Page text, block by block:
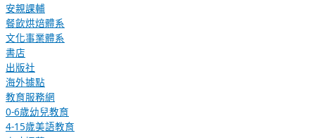
安親課輔
餐飲烘焙體系
文化事業體系
書店
出版社
海外據點
教育服務網
0-6歲幼兒教育
4-15歲美語教育